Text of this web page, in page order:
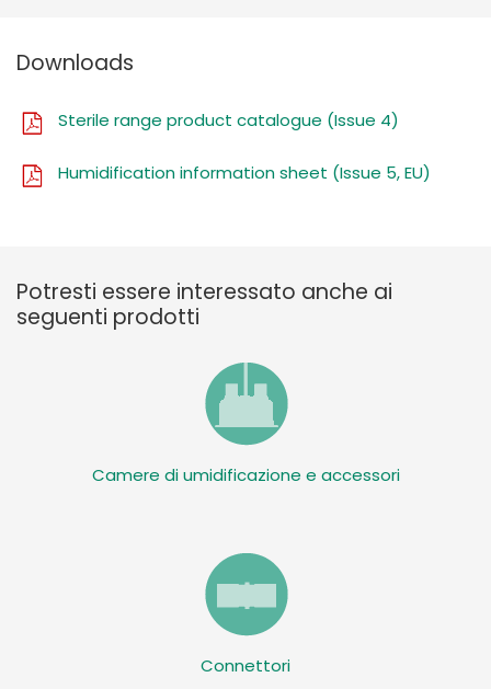
Downloads
Sterile range product catalogue (Issue 4)
Humidification information sheet (Issue 5, EU)
Potresti essere interessato anche ai
seguenti prodotti
Camere di umidificazione e accessori
Connettori